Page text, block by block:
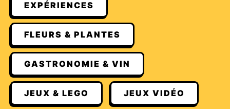
EXPÉRIENCES
FLEURS & PLANTES
GASTRONOMIE & VIN
JEUX & LEGO JEUX VIDÉO